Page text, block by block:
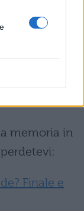
a morire,
da
venga in
quel
essere
memoria in
Finale e